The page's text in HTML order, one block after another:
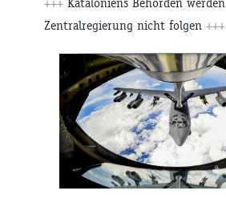
Zentralregierung nicht folgen +++